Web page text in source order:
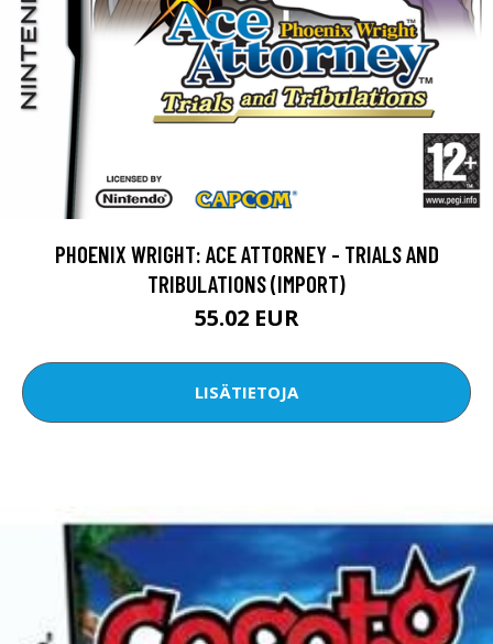
PHOENIX WRIGHT: ACE ATTORNEY - TRIALS AND
TRIBULATIONS (IMPORT)
55.02 EUR
LISÄTIETOJA